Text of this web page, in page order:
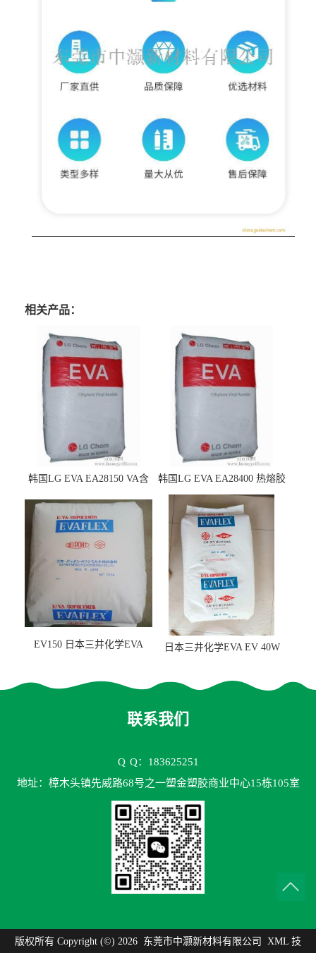
相关产品：
韩国LG EVA EA28150 VA含
韩国LG EVA EA28400 热熔胶
级 VA含量28 熔指400
EV150 日本三井化学EVA
日本三井化学EVA EV 40W
联系我们
Q Q：183625251
地址：樟木头镇先威路68号之一塑金塑胶商业中心15栋105室
版权所有 Copyright (©) 2026 东莞市中灏新材料有限公司 XML 技